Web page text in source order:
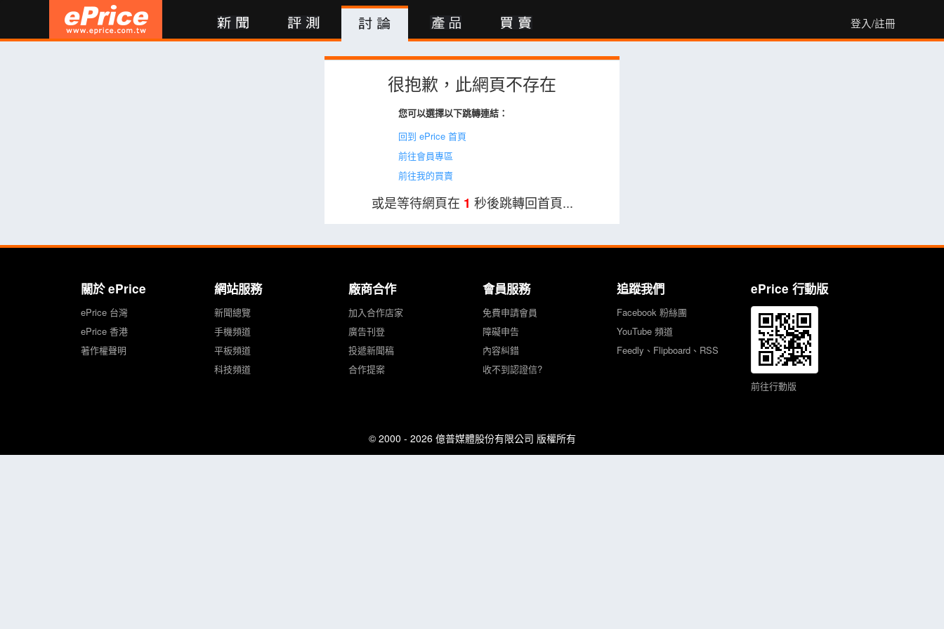
登入/註冊
行動版
很抱歉，此網頁不存在
您可以選擇以下跳轉連結：
回到 ePrice 首頁
前往會員專區
前往我的買賣
或是等待網頁在 1 秒後跳轉回首頁...
關於 ePrice
ePrice 台灣
ePrice 香港
著作權聲明
網站服務
新聞總覽
手機頻道
平板頻道
科技頻道
廠商合作
加入合作店家
廣告刊登
投遞新聞稿
合作提案
會員服務
免費申請會員
障礙申告
內容糾錯
收不到認證信?
追蹤我們
Facebook 粉絲團
YouTube 頻道
Feedly、Flipboard、RSS
ePrice 行動版
前往行動版
© 2000 - 2026 億普媒體股份有限公司 版權所有